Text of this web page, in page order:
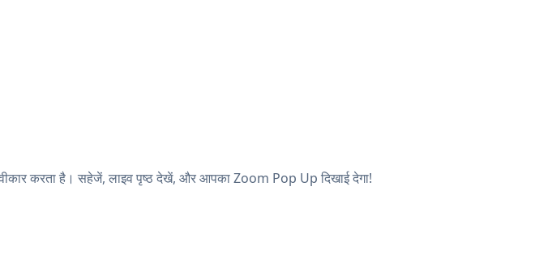
करता है। सहेजें, लाइव पृष्ठ देखें, और आपका Zoom Pop Up दिखाई देगा!